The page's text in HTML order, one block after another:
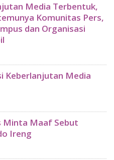
Media Terbentuk,
Komunitas Pers,
dan Organisasi
Keberlanjutan Media
Minta Maaf Sebut
Ireng